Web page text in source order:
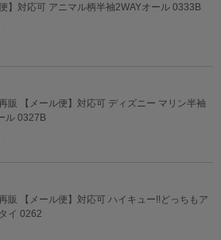
便】対応可 アニマル柄半袖2WAYオール 0333B
販 【メール便】対応可 ディズニー マリン半袖
ル 0327B
販 【メール便】対応可 ハイキュー!!どっちもア
イ 0262